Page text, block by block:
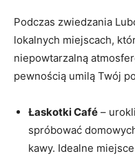
Podczas zwiedzania
lokalnych miejscach,
niepowtarzalną
pewnością umilą Twój
Łaskotki Café –
spróbować
kawy. Idealne